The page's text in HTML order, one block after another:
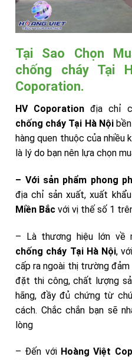
Tại Sao Chọn
chống cháy Tại
Coporation.
HV Coporation địa chỉ
chống cháy Tại Hà Nộibền
hàng quen thuộc của nhiều
là lý do bạn nên lựa chọn
– Với sản phẩm phong
địa chỉ sản xuất, xuất
Miền Bắc với vị thế số 1
– Là thương hiệu lớn về
chống cháy Tại Hà Nội,
cấp ra ngoài thị trường
đặt thi công, chất lượng
hãng, đầy đủ chứng từ
cách. Chắc chắn bạn sẽ
lòng
– Đến với Hoàng Việt